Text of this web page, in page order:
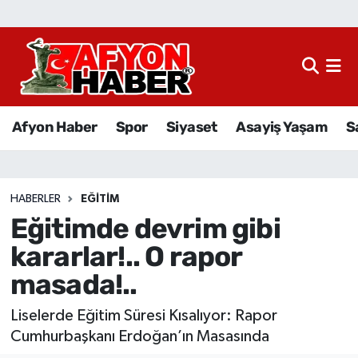
Afyon Haber Spor Siyaset Asayiş Yaşam
HABERLER EĞITIM
Eğitimde devrim gibi
kararlar!.. O rapor
masada!..
Liselerde Eğitim Süresi Kısalıyor: Rapor
Cumhurbaşkanı Erdoğan’ın Masasında
Afyon Haber
Sağlık
Eğitim
Ekonomi